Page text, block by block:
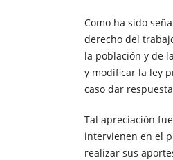
Como ha sido
derecho del
la población y de
y modificar la ley
caso dar
Tal apreciación
intervienen en el
realizar sus